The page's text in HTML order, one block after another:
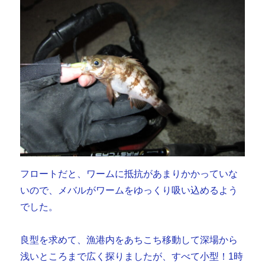
フロートだと、ワームに抵抗があまりかかっていな
いので、メバルがワームをゆっくり吸い込めるよう
でした。
良型を求めて、漁港内をあちこち移動して深場から
浅いところまで広く探りましたが、すべて小型！1時